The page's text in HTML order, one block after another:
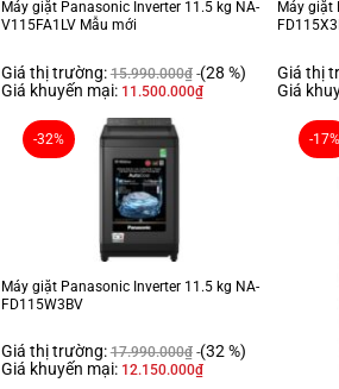
Máy giặt Panasonic Inverter 11.5 kg NA-
V115FA1LV Mẫu mới
Giá thị trường:15.990.000₫ (28 %)
Giá khuyến mại: 11.500.000₫
Máy giặt
Giá thị
Giá
-32%
Máy giặt Panasonic Inverter 11.5 kg NA-
FD115W3BV
Giá thị trường:17.990.000₫ (32 %)
Giá khuyến mại: 12.150.000₫
-17%